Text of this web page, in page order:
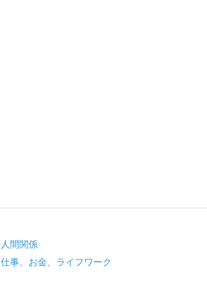
人間関係
仕事、お金、ライフワーク